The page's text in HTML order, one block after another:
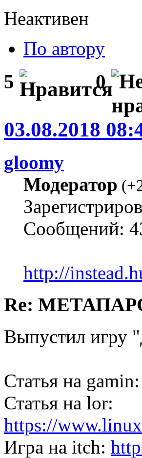
Неактивен
По автору
5 0
03.08.2018
gloomy
Модератор (
Сообщений:
http://
Re:
Выпустил
Статья на gamin:
Статья на lor:
https://
Игра на itch: